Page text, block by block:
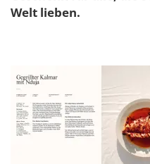
Welt lieben.